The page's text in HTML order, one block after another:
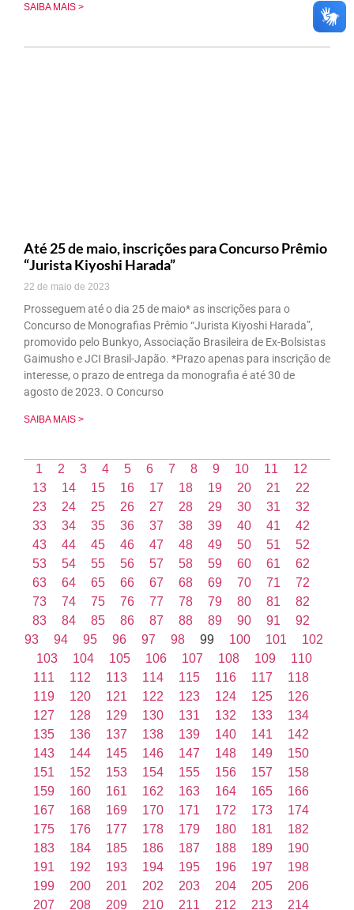
SAIBA MAIS >
Até 25 de maio, inscrições para Concurso Prêmio
“Jurista Kiyoshi Harada”
22 de maio de 2023
Prosseguem até o dia 25 de maio* as inscrições para o
Concurso de Monografias Prêmio “Jurista Kiyoshi Harada”,
promovido pelo Bunkyo, Associação Brasileira de Ex-Bolsistas
Gaimusho e JCI Brasil-Japão. *Prazo apenas para inscrição de
interesse, o prazo de entrega da monografia é até 30 de
agosto de 2023. O Concurso
SAIBA MAIS >
1 2 3 4 5 6 7 8 9 10 11
12
13
14 15 16 17 18 19 20 21
22
23
24 25 26 27 28 29 30 31
32
33
34 35 36 37 38 39 40 41
42
43
44 45 46 47 48 49 50 51
52
53
54 55 56 57 58 59 60 61
62
63
64 65 66 67 68 69 70 71
72
73
74 75 76 77 78 79 80 81
82
83
84 85 86 87 88 89 90 91
92
93
94 95 96 97 98 99 100 101
102
103
104 105 106 107 108 109
110
111
112 113 114 115 116 117
118
119
120 121 122 123 124 125
126
127
128 129 130 131 132 133
134
135
136 137 138 139 140 141
142
143
144 145 146 147 148 149
150
151
152 153 154 155 156 157
158
159
160 161 162 163 164 165
166
167
168 169 170 171 172 173
174
175
176 177 178 179 180 181
182
183
184 185 186 187 188 189
190
191
192 193 194 195 196 197
198
199
200 201 202 203 204 205
206
207
208 209 210 211 212 213 214